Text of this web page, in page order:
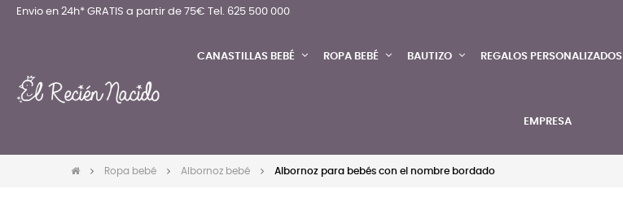
Envio en 24h* GRATIS a partir de 75€ Tel. 625 500 000
CANASTILLAS BEBÉ ROPA BEBÉ BAUTIZO REGALOS PERSONALIZADOS
EMPRESA
Ropa bebé Albornoz bebé Albornoz para bebés con el nombre bordado